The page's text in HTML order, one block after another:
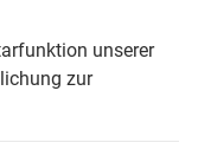
unserer
zur